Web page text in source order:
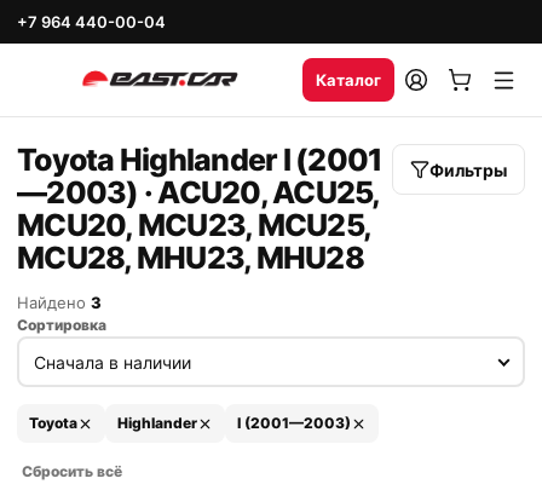
+7 964 440-00-04
Каталог
Toyota Highlander I (2001
—2003) · ACU20, ACU25,
MCU20, MCU23, MCU25,
MCU28, MHU23, MHU28
Фильтры
Найдено 3
Сортировка
Toyota Highlander I (2001—2003)
Сбросить всё